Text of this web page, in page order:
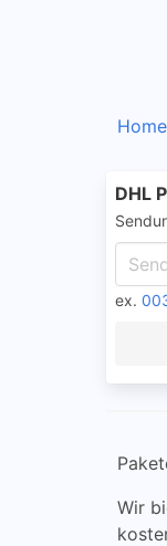
Home
DHL
ex.
Wir